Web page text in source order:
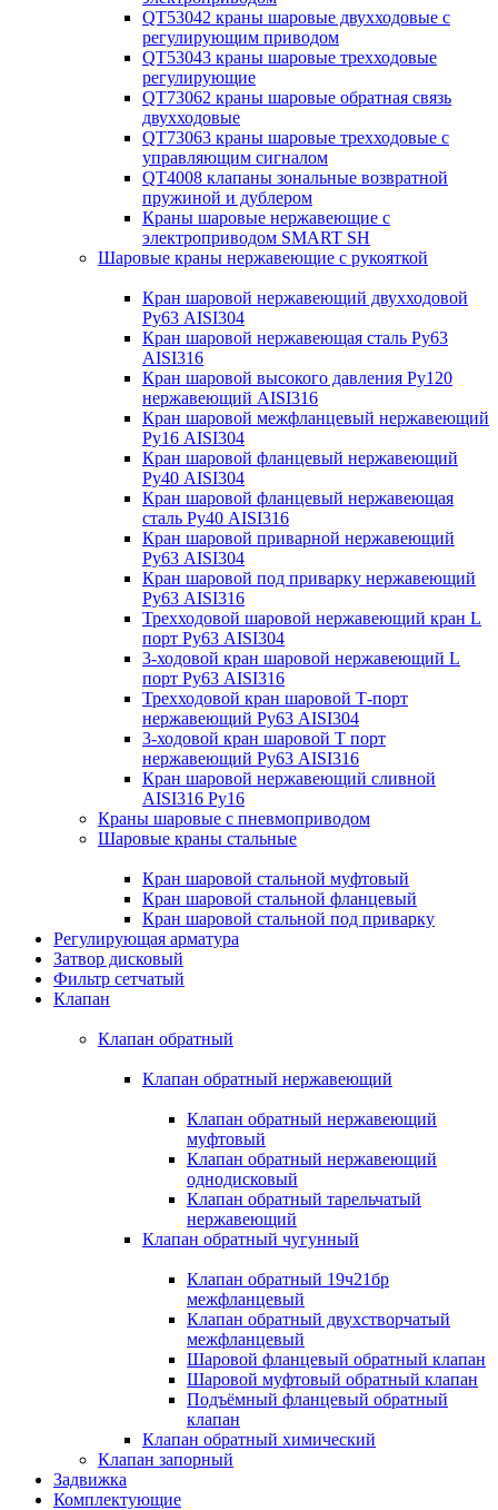
QT53042 краны шаровые двухходовые с
регулирующим приводом
QT53043 краны шаровые трехходовые
регулирующие
QT73062 краны шаровые обратная связь
двухходовые
QT73063 краны шаровые трехходовые с
управляющим сигналом
QT4008 клапаны зональные возвратной
пружиной и дублером
Краны шаровые нержавеющие с
электроприводом SMART SH
Шаровые краны нержавеющие с рукояткой
Кран шаровой нержавеющий двухходовой
Ру63 AISI304
Кран шаровой нержавеющая сталь Ру63
AISI316
Кран шаровой высокого давления Ру120
нержавеющий AISI316
Кран шаровой межфланцевый нержавеющий
Ру16 AISI304
Кран шаровой фланцевый нержавеющий
Ру40 AISI304
Кран шаровой фланцевый нержавеющая
сталь Ру40 AISI316
Кран шаровой приварной нержавеющий
Ру63 AISI304
Кран шаровой под приварку нержавеющий
Ру63 AISI316
Трехходовой шаровой нержавеющий кран L
порт Ру63 AISI304
3-ходовой кран шаровой нержавеющий L
порт Ру63 AISI316
Трехходовой кран шаровой Т-порт
нержавеющий Ру63 AISI304
3-ходовой кран шаровой Т порт
нержавеющий Ру63 AISI316
Кран шаровой нержавеющий сливной
AISI316 Ру16
Краны шаровые с пневмоприводом
Шаровые краны стальные
Кран шаровой стальной муфтовый
Кран шаровой стальной фланцевый
Кран шаровой стальной под приварку
Регулирующая арматура
Затвор дисковый
Фильтр сетчатый
Клапан
Клапан обратный
Клапан обратный нержавеющий
Клапан обратный нержавеющий
муфтовый
Клапан обратный нержавеющий
однодисковый
Клапан обратный тарельчатый
нержавеющий
Клапан обратный чугунный
Клапан обратный 19ч21бр
межфланцевый
Клапан обратный двухстворчатый
межфланцевый
Шаровой фланцевый обратный клапан
Шаровой муфтовый обратный клапан
Подъёмный фланцевый обратный
клапан
Клапан обратный химический
Клапан запорный
Задвижка
Комплектующие